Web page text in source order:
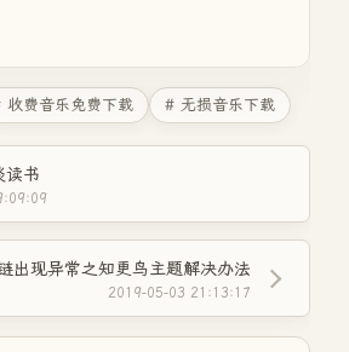
收费音乐免费下载 # 无损音乐下载
读书
出现异常之知更鸟主题解决办法
2019-05-03 21:13:17